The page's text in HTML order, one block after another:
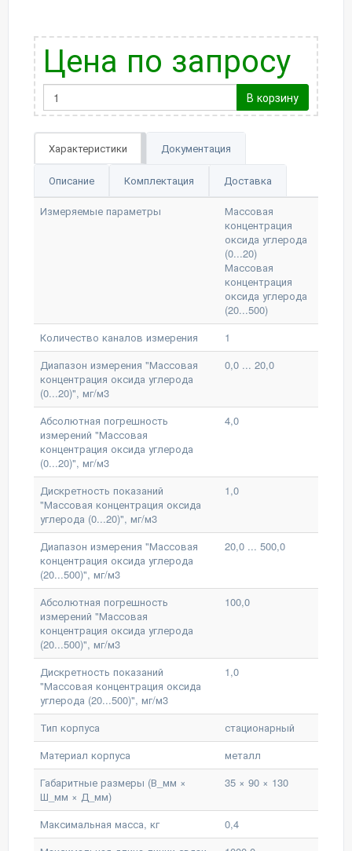
Цена по запросу
В корзину
Характеристики Документация
Описание Комплектация Доставка
Измеряемые параметры
Массовая
концентрация
оксида углерода
(0...20)
Массовая
концентрация
оксида углерода
(20...500)
Количество каналов измерения
1
Диапазон измерения "Массовая
концентрация оксида углерода
(0...20)", мг/м3
0,0 ... 20,0
Абсолютная погрешность
измерений "Массовая
концентрация оксида углерода
(0...20)", мг/м3
4,0
Дискретность показаний
"Массовая концентрация оксида
углерода (0...20)", мг/м3
1,0
Диапазон измерения "Массовая
концентрация оксида углерода
(20...500)", мг/м3
20,0 ... 500,0
Абсолютная погрешность
измерений "Массовая
концентрация оксида углерода
(20...500)", мг/м3
100,0
Дискретность показаний
"Массовая концентрация оксида
углерода (20...500)", мг/м3
1,0
Тип корпуса
стационарный
Материал корпуса
металл
Габаритные размеры (В_мм ×
Ш_мм × Д_мм)
35 × 90 × 130
Максимальная масса, кг
0,4